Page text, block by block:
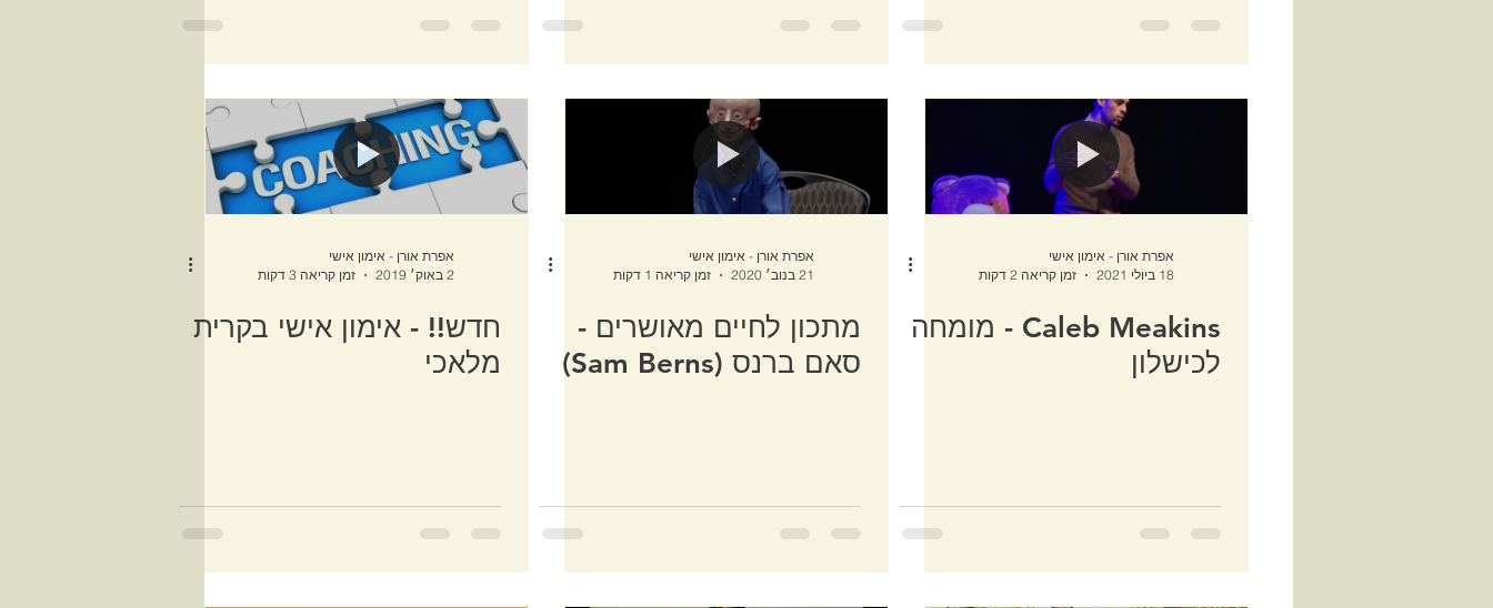
אפרת אורן - אימון אישי
18 ביולי 2021
זמן קריאה 2 דקות
Caleb Meakins - מומחה
לכישלון
אפרת אורן - אימון אישי
21 בנוב׳ 2020
זמן קריאה 1 דקות
מתכון לחיים מאושרים -
סאם ברנס (Sam Berns)
אפרת אורן - אימון אישי
2 באוק׳ 2019
זמן קריאה 3 דקות
חדש!! - אימון אישי בקרית
מלאכי